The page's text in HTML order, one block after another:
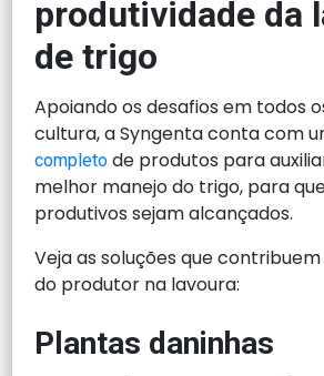
produtividade da
de trigo
Apoiando os desafios em todos
cultura, a Syngenta conta com
completo de produtos para
melhor manejo do trigo, para
produtivos sejam alcançados.
Veja as soluções que
do produtor na lavoura:
Plantas daninhas